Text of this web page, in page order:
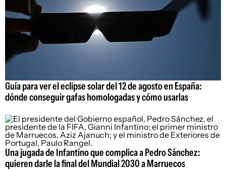
Guía para ver el eclipse solar del 12 de agosto en España:
dónde conseguir gafas homologadas y cómo usarlas
Una jugada de Infantino que complica a Pedro Sánchez:
quieren darle la final del Mundial 2030 a Marruecos